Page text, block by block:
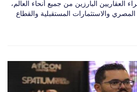
العقاريين البارزين من جميع أنحاء العالم،
المصري والاستثمارات المستقبلية والقطاع